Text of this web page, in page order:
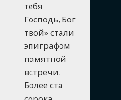
тебя
Господь, Бог
твой» стали
эпиграфом
памятной
встречи.
Более ста